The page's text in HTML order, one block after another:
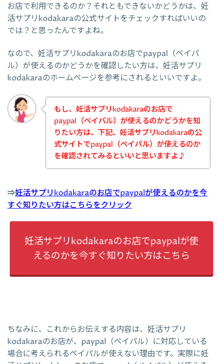
お店で利用できるのか？それともできないかどうかは、妊
活サプリkodakaraの公式サイトをチェックすればいいの
では？と思ったんですよね。
なので、妊活サプリkodakaraのお店でpaypal（ペイパ
ル）が使えるのかどうかを確認したい方は、妊活サプリ
kodakaraのホームページを参考にされるといいですよ。
もし、妊活サプリkodakaraのお店で
paypal（ペイパル）が使えるのかどうかを知
りたい方は、下記、妊活サプリkodakaraの公
式サイトでpaypal（ペイパル）が使えるのか
を確認されてみるといいと思いますよ♪
⇒妊活サプリkodakaraのお店でpaypalが使えるのかを今
すぐ知りたい方はこちらをクリック
妊活サプリkodakaraのお店でpaypalが使
えるのかを今すぐ知りたい方はこちら
ちなみに、これからお伝えする内容は、妊活サプリ
kodakaraのお店が、paypal（ペイパル）に対応している
場合に考えられるペイパルが使えない理由です。実際に妊